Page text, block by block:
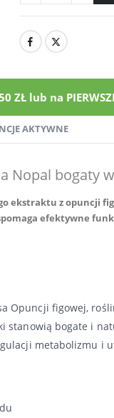
ZŁ lub na
AKTYWNE
Nopal bogaty
ekstraktu z opuncji
efektywne
Opuncji figowej,
stanowią bogate i
metabolizmu i